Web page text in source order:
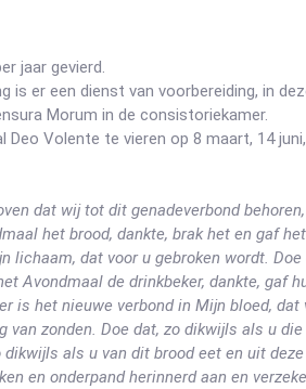
jaar gevierd.
is er een dienst van voorbereiding, in
Morum in de consistoriekamer.
Deo Volente te vieren op 8 maart, 14
dat wij tot dit genadeverbond
het brood, dankte, brak het en gaf
lichaam, dat voor u gebroken wordt.
Avondmaal de drinkbeker, dankte, gaf
is het nieuwe verbond in Mijn bloed, dat
van zonden. Doe dat, zo dikwijls als u die
als u van dit brood eet en uit
en onderpand herinnerd aan en